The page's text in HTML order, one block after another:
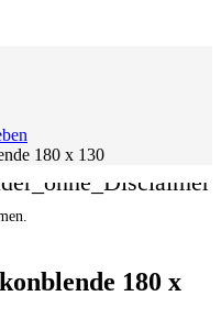
180 x 130
180 x